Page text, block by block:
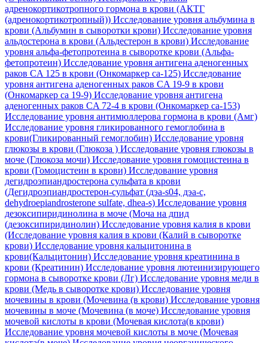
адренокортикотропного гормона в крови (АКТГ
(адренокортикотропный)) Исследование уровня альбумина в
крови (Альбумин в сыворотки крови) Исследование уровня
альдостерона в крови (Альдестерон в крови) Исследование
уровня альфа-фетопротеина в сыворотке крови (Альфа-
фетопротеин) Исследование уровня антигена аденогенных
раков CA 125 в крови (Онкомаркер са-125) Исследование
уровня антигена аденогенных раков CA 19-9 в крови
(Онкомаркер са 19-9) Исследование уровня антигена
аденогенных раков CA 72-4 в крови (Онкомаркер са-153)
Исследование уровня антимюллерова гормона в крови (Амг)
Исследование уровня гликированного гемоглобина в
крови(Гликированный гемоглобин) Исследование уровня
глюкозы в крови (Глюкоза ) Исследование уровня глюкозы в
моче (Глюкоза мочи) Исследование уровня гомоцистеина в
крови (Гомоцистеин в крови) Исследование уровня
дегидроэпиандростерона сульфата в крови
(Дегидроэпиандростерон-сульфат (дэа-s04, дэа-с,
dehydroepiandrosterone sulfate, dhea-s) Исследование уровня
дезоксипиридинолина в моче (Моча на дпид
(дезоксипиридинолин) Исследование уровня калия в крови
(Исследование уровня калия в крови (Калий в сыворотке
крови) Исследование уровня кальцитонина в
крови(Кальцитонин) Исследование уровня креатинина в
крови (Креатинин) Исследование уровня лютеинизирующего
гормона в сыворотке крови (Лг) Исследование уровня меди в
крови (Медь в сыворотке крови) Исследование уровня
мочевины в крови (Мочевина (в крови) Исследование уровня
мочевины в моче (Мочевина (в моче) Исследование уровня
мочевой кислоты в крови (Мочевая кислота(в крови)
Исследование уровня мочевой кислоты в моче (Мочевая